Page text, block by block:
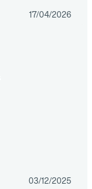
17/04/2026
03/12/2025